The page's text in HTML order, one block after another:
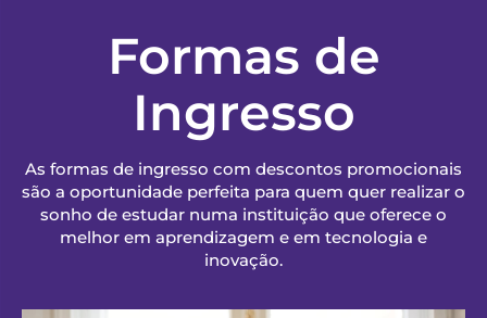
Formas de
Ingresso
As formas de ingresso com descontos promocionais
são a oportunidade perfeita para quem quer realizar o
sonho de estudar numa instituição que oferece o
melhor em aprendizagem e em tecnologia e
inovação.